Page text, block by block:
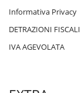
Informativa Privacy
DETRAZIONI FISCALI
IVA AGEVOLATA